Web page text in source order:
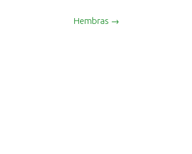
Hembras →